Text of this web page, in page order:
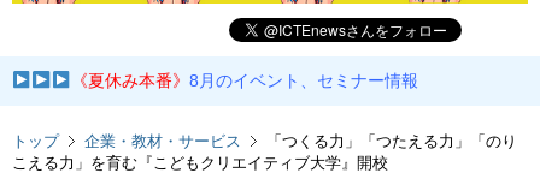
《夏休み本番》8月のイベント、セミナー情報
トップ 企業・教材・サービス
「つくる力」「つたえる力」「のり
こえる力」を育む『こどもクリエイティブ大学』開校